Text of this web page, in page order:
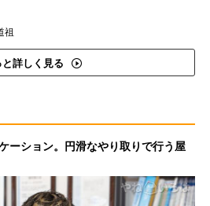
祖
と詳しく見る
ーション。円滑なやり取りで行う屋